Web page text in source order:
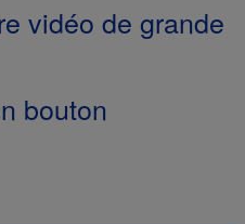
vidéo de grande
bouton